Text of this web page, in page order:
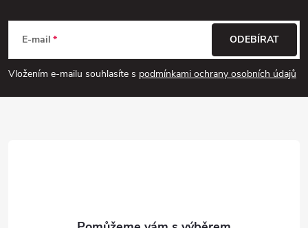
p
a
E-mail
Vložením e-mailu souhlasíte s podmínkami ochrany osobních údajů
ODEBÍRAT